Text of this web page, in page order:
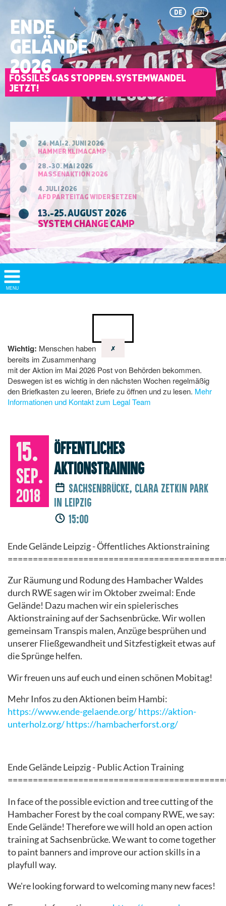
DE EN
ENDE
GELÄNDE
2026
FOSSILES GAS STOPPEN. SYSTEMWANDEL
JETZT!
24. MAI-2. JUNI 2026
HAMMER KLIMACAMP
28.-30. MAI 2026
MASSENAKTION 2026
4. JULI 2026
AFD PARTEITAG WIDERSETZEN
13.-25. AUGUST 2026
SYSTEM CHANGE CAMP
Show/
Hide
MENU
15.
Sep.
2018
Öffentliches
Aktionstraining
Sachsenbrücke, Clara Zetkin Park
in Leipzig
15:00
Ende Gelände Leipzig - Öffentliches Aktionstraining
Zur Räumung und Rodung des Hambacher Waldes
durch RWE sagen wir im Oktober zweimal: Ende
Gelände! Dazu machen wir ein spielerisches
Aktionstraining auf der Sachsenbrücke. Wir wollen
gemeinsam Transpis malen, Anzüge besprühen und
unserer Fließgewandheit und Sitzfestigkeit etwas auf
die Sprünge helfen.
Wir freuen uns auf euch und einen schönen Mobitag!
Mehr Infos zu den Aktionen beim Hambi:
https://www.ende-gelaende.org/https://aktion-
unterholz.org/https://hambacherforst.org/
Ende Gelände Leipzig - Public Action Training
In face of the possible eviction and tree cutting of the
Hambacher Forest by the coal company RWE, we say:
Ende Gelände! Therefore we will hold an open action
training at Sachsenbrücke. We want to come together
to paint banners and improve our action skills in a
playfull way.
We're looking forward to welcoming many new faces!
✗
Wichtig: Menschen haben
bereits im Zusammenhang
mit der Aktion im Mai 2026 Post von Behörden bekommen.
Deswegen ist es wichtig in den nächsten Wochen regelmäßig
den Briefkasten zu leeren, Briefe zu öffnen und zu lesen. Mehr
Informationen und Kontakt zum Legal Team